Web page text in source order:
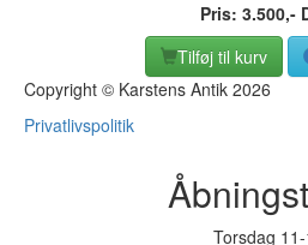
Pris: 3.500,-
Tilføj til kurv
Copyright © Karstens Antik 2026
Privatlivspolitik
Torsdag